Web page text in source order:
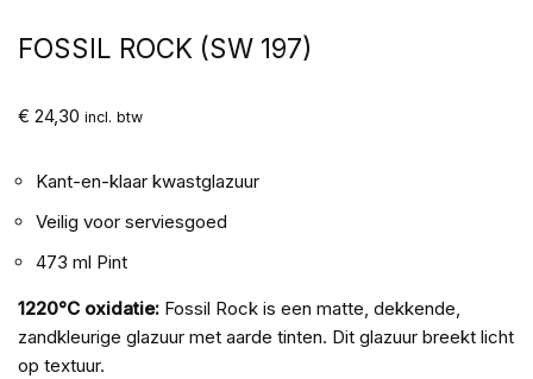
FOSSIL ROCK (SW 197)
€ 24,30 incl. btw
Kant-en-klaar kwastglazuur
Veilig voor serviesgoed
473 ml Pint
1220°C oxidatie: Fossil Rock is een matte, dekkende,
zandkleurige glazuur met aarde tinten. Dit glazuur breekt licht
op textuur.